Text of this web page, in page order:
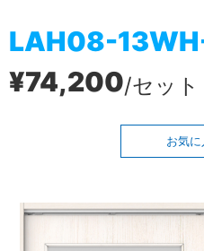
LAH08-
¥74,200/セット
お気に